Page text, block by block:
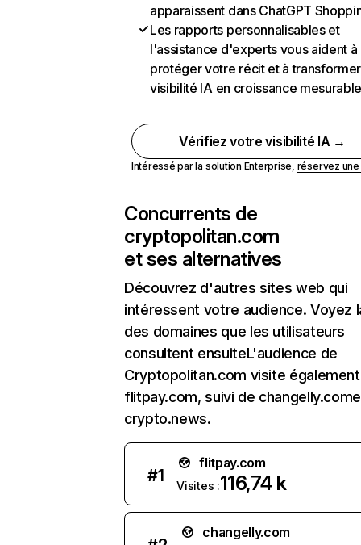
apparaissent dans ChatGPT
Les rapports personnalisables et
l'assistance d'experts vous aident à
protéger votre récit et à
visibilité IA en croissance
Vérifiez votre visibilité IA →
Intéressé par la solution Enterprise, réservez
Concurrents de
cryptopolitan.com
et ses alternatives
Découvrez d'autres sites web qui
intéressent votre audience. Voyez
des domaines que les utilisateurs
consultent ensuiteL'audience de
Cryptopolitan.com visite également
flitpay.com, suivi de
crypto.news.
#1
flitpay.com
Visites :116,74 k
changelly.com